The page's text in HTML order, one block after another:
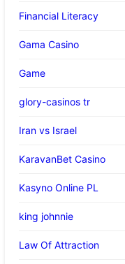
Financial Literacy
Gama Casino
Game
glory-casinos tr
Iran vs Israel
KaravanBet Casino
Kasyno Online PL
king johnnie
Law Of Attraction